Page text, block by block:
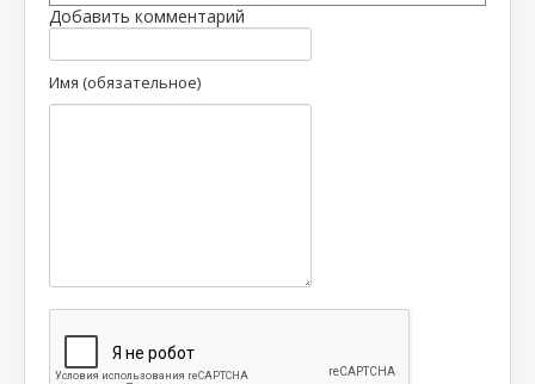
Добавить комментарий
Имя (обязательное)